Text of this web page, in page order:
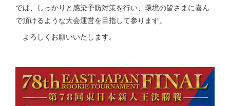
では、しっかりと感染予防対策を行い、環境の皆さまに喜ん
で頂けるような大会運営を目指して参ります。
よろしくお願いいたします。